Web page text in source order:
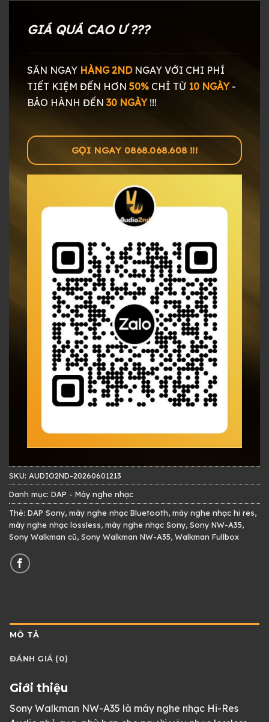
GIÁ QUÁ CAO Ư ???
SĂN NGAY HÀNG 2NDNGAY VỚI CHI PHÍ
TIẾT KIỆM ĐẾN HƠN 50% CHỈ TỪ 10 NGÀY-
BẢO HÀNH ĐẾN 30 NGÀY!!!
GỌI NGAY 0868.068.608 !!!
SKU: AUDIO2ND-20260601213
Danh mục: DAP - Máy nghe nhạc
Thẻ: DAP Sony, máy nghe nhạc Bluetooth, máy nghe nhạc hi res,
máy nghe nhạc lossless, máy nghe nhạc Sony, Sony NW-A35,
Sony Walkman cũ, Sony Walkman NW-A35, Walkman Fullbox
MÔ TẢ
ĐÁNH GIÁ (0)
Giới thiệu
Sony Walkman NW-A35 là máy nghe nhạc Hi-Res